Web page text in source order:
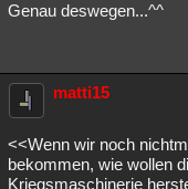
Genau deswegen...^^
matti15
<<Wenn wir noch
bekommen, wie wollen
Kriegsmaschinerie